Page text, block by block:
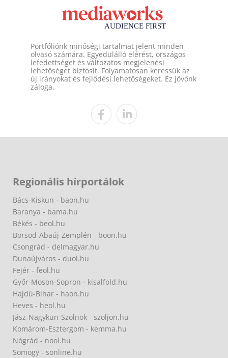
Portfóliónk minőségi tartalmat jelent minden
olvasó számára. Egyedülálló elérést, országos
lefedettséget és változatos megjelenési
lehetőséget biztosít. Folyamatosan keressük az
új irányokat és fejlődési lehetőségeket. Ez jövőnk
záloga.
Regionális hírportálok
Bács-Kiskun - baon.hu
Baranya - bama.hu
Békés - beol.hu
Borsod-Abaúj-Zemplén - boon.hu
Csongrád - delmagyar.hu
Dunaújváros - duol.hu
Fejér - feol.hu
Győr-Moson-Sopron - kisalfold.hu
Hajdú-Bihar - haon.hu
Heves - heol.hu
Jász-Nagykun-Szolnok - szoljon.hu
Komárom-Esztergom - kemma.hu
Nógrád - nool.hu
Somogy - sonline.hu